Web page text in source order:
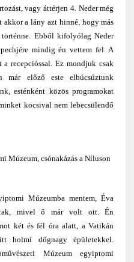
vagy áttérjen 4. Neder még
akkor a lány azt hinné, hogy más
Ebből kifolyólag Neder
mindig én vettem fel. A
recepcióssal. Ez mondjuk csak
már előző este elbúcsúztunk
esténként közös programokat
kocsival nem lebecsülendő
Múzeum, csónakázás a Níluson
Múzeumba mentem, Éva
mivel ő már volt ott. Én
két és fél óra alatt, a Vatikán
holmi dögnagy épületekkel.
Múzeum egyiptomi